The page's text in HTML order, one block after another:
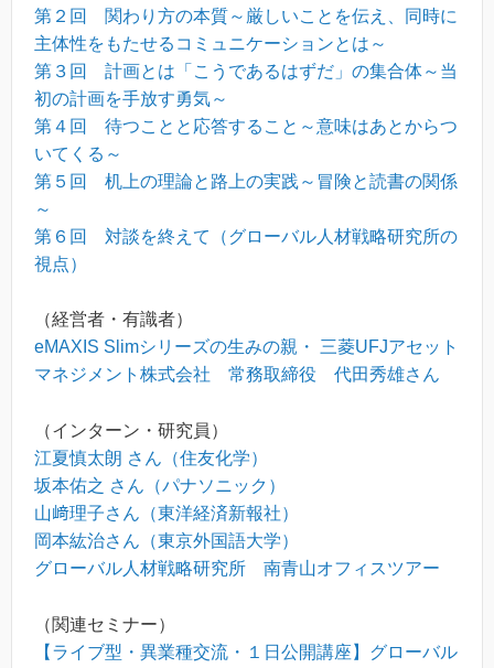
第２回 関わり方の本質～厳しいことを伝え、同時に
主体性をもたせるコミュニケーションとは～
第３回 計画とは「こうであるはずだ」の集合体～当
初の計画を手放す勇気～
第４回 待つことと応答すること～意味はあとからつ
いてくる～
第５回 机上の理論と路上の実践～冒険と読書の関係
～
第６回 対談を終えて（グローバル人材戦略研究所の
視点）
（経営者・有識者）
eMAXIS Slimシリーズの生みの親・ 三菱UFJアセット
マネジメント株式会社 常務取締役 代田秀雄さん
（インターン・研究員）
江夏慎太朗 さん（住友化学）
坂本佑之 さん（パナソニック）
山﨑理子さん（東洋経済新報社）
岡本紘治さん（東京外国語大学）
グローバル人材戦略研究所 南青山オフィスツアー
（関連セミナー）
【ライブ型・異業種交流・１日公開講座】グローバル